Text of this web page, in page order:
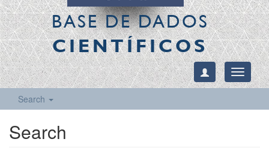
BASE DE DADOS
CIENTÍFICOS
Toggle
Search
Search